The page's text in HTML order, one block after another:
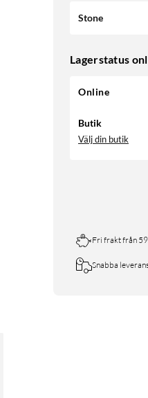
Stone
Lagerstatus
Online
Butik
Välj din butik
Fri frakt från
Snabba